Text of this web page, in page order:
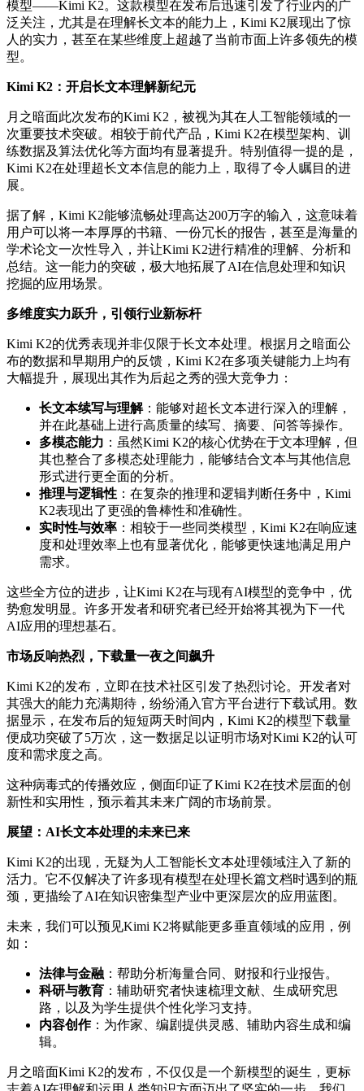
模型——Kimi K2。这款模型在发布后迅速引发了行业内的广
泛关注，尤其是在理解长文本的能力上，Kimi K2展现出了惊
人的实力，甚至在某些维度上超越了当前市面上许多领先的模
型。
Kimi K2：开启长文本理解新纪元
月之暗面此次发布的Kimi K2，被视为其在人工智能领域的一
次重要技术突破。相较于前代产品，Kimi K2在模型架构、训
练数据及算法优化等方面均有显著提升。特别值得一提的是，
Kimi K2在处理超长文本信息的能力上，取得了令人瞩目的进
展。
据了解，Kimi K2能够流畅处理高达200万字的输入，这意味着
用户可以将一本厚厚的书籍、一份冗长的报告，甚至是海量的
学术论文一次性导入，并让Kimi K2进行精准的理解、分析和
总结。这一能力的突破，极大地拓展了AI在信息处理和知识
挖掘的应用场景。
多维度实力跃升，引领行业新标杆
Kimi K2的优秀表现并非仅限于长文本处理。根据月之暗面公
布的数据和早期用户的反馈，Kimi K2在多项关键能力上均有
大幅提升，展现出其作为后起之秀的强大竞争力：
长文本续写与理解：能够对超长文本进行深入的理解，
并在此基础上进行高质量的续写、摘要、问答等操作。
多模态能力 ：虽然Kimi K2的核心优势在于文本理解，但
其也整合了多模态处理能力，能够结合文本与其他信息
形式进行更全面的分析。
推理与逻辑性 ：在复杂的推理和逻辑判断任务中，Kimi
K2表现出了更强的鲁棒性和准确性。
实时性与效率 ：相较于一些同类模型，Kimi K2在响应速
度和处理效率上也有显著优化，能够更快速地满足用户
需求。
这些全方位的进步，让Kimi K2在与现有AI模型的竞争中，优
势愈发明显。许多开发者和研究者已经开始将其视为下一代
AI应用的理想基石。
市场反响热烈，下载量一夜之间飙升
Kimi K2的发布，立即在技术社区引发了热烈讨论。开发者对
其强大的能力充满期待，纷纷涌入官方平台进行下载试用。数
据显示，在发布后的短短两天时间内，Kimi K2的模型下载量
便成功突破了5万次，这一数据足以证明市场对Kimi K2的认可
度和需求度之高。
这种病毒式的传播效应，侧面印证了Kimi K2在技术层面的创
新性和实用性，预示着其未来广阔的市场前景。
展望：AI长文本处理的未来已来
Kimi K2的出现，无疑为人工智能长文本处理领域注入了新的
活力。它不仅解决了许多现有模型在处理长篇文档时遇到的瓶
颈，更描绘了AI在知识密集型产业中更深层次的应用蓝图。
未来，我们可以预见Kimi K2将赋能更多垂直领域的应用，例
如：
法律与金融 ：帮助分析海量合同、财报和行业报告。
科研与教育 ：辅助研究者快速梳理文献、生成研究思
路，以及为学生提供个性化学习支持。
内容创作：为作家、编剧提供灵感、辅助内容生成和编
辑。
月之暗面Kimi K2的发布，不仅仅是一个新模型的诞生，更标